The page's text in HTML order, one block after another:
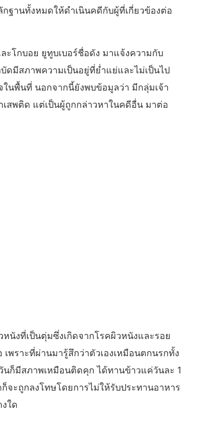
ฐานทั้งหมดให้ดำเนินคดีกับผู้ที่เกี่ยวข้องต่อ
โกบอย ยูทูบเบอร์ชื่อดัง มาแจ้งความกับ
ดมีสภาพความเป็นอยู่ที่ย่ำแย่และไม่เป็นไป
ในพื้นที่ นอกจากนี้ยังพบข้อมูลว่า มีกลุ่มเจ้า
สพติด แต่เป็นผู้ถูกกล่าวหาในคดีอื่น มาต่อ
นังที่เป็นตุ่มซึ่งเกิดจากโรคผิวหนังและรอย
พราะที่ผ่านมารู้สึกว่าตัวเองเหมือนตกนรกทั้ง
ก็มีสภาพเหมือนติดคุก ได้ทานข้าวแค่วันละ 1
ะถูกลงโทษโดยการไม่ให้รับประทานอาหาร
ใด